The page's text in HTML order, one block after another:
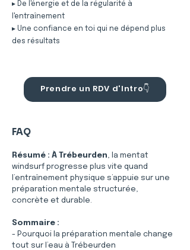
▸ De l'énergie et de la régularité à
l'entraînement
▸ Une confiance en toi qui ne dépend plus
des résultats
Prendre un RDV d'Intro👇
FAQ
Résumé : À Trébeurden, la mentat
windsurf progresse plus vite quand
l’entraînement physique s’appuie sur une
préparation mentale structurée,
concrète et durable.
Sommaire :
- Pourquoi la préparation mentale change
tout sur l’eau à Trébeurden